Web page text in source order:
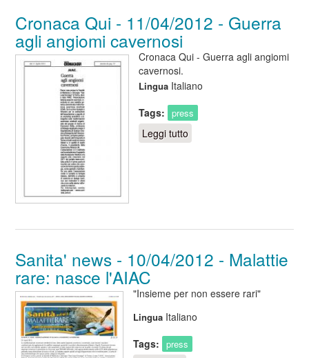
Cronaca Qui - 11/04/2012 - Guerra
agli angiomi cavernosi
Cronaca Qui - Guerra agli angiomi
cavernosi.
Lingua Italiano
Tags:
press
Leggi tutto
11/04/2012 - Guerra agli
Sanita' news - 10/04/2012 - Malattie
rare: nasce l'AIAC
"Insieme per non essere rari"
Lingua Italiano
Tags:
press